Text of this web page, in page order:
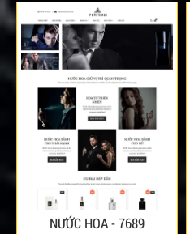
NƯỚC HOA - 7689